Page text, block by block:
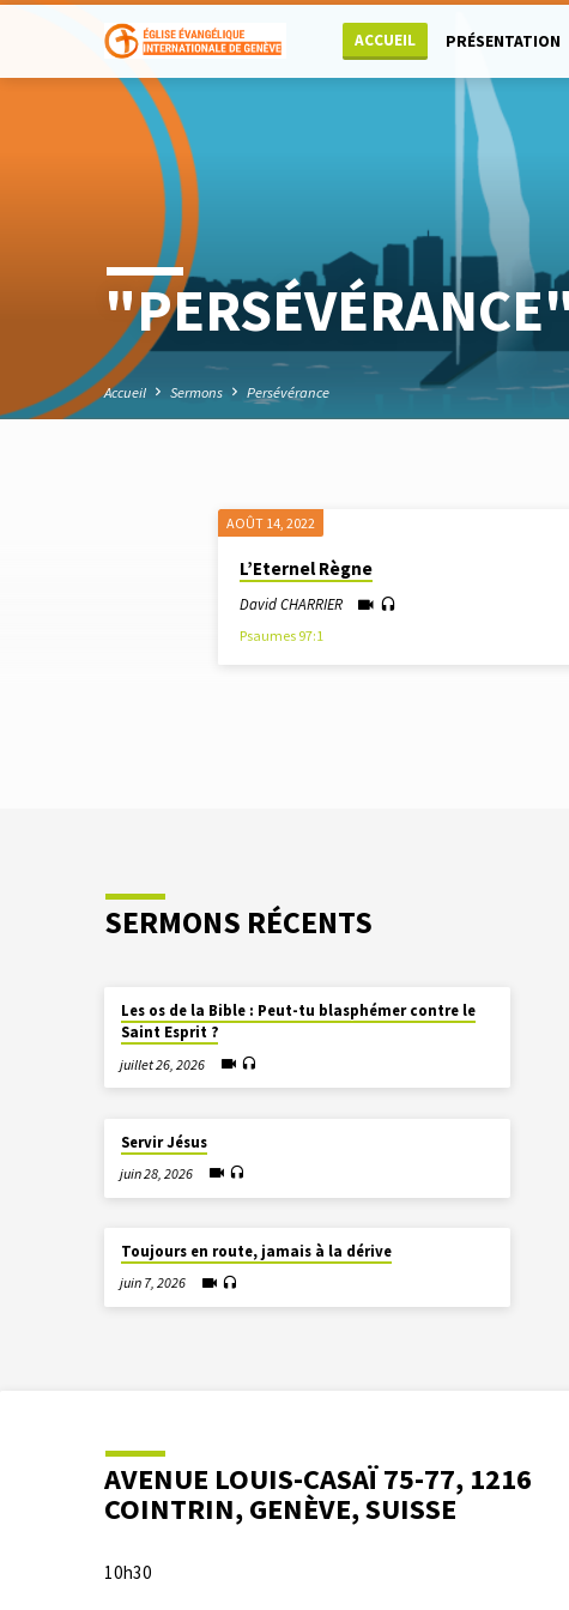
ACCUEIL PRÉSENTATION
Accueil Sermons Persévérance
"PERSÉVÉRANCE"
TAGUÉ
AOÛT 14, 2022
L’Eternel Règne
David CHARRIER
Psaumes 97:1
SERMONS RÉCENTS
Les os de la Bible : Peut-tu blasphémer contre le
Saint Esprit ?
juillet 26, 2026
Servir Jésus
juin 28, 2026
Toujours en route, jamais à la dérive
juin 7, 2026
AVENUE LOUIS-CASAÏ 75-77, 1216
COINTRIN, GENÈVE, SUISSE
10h30